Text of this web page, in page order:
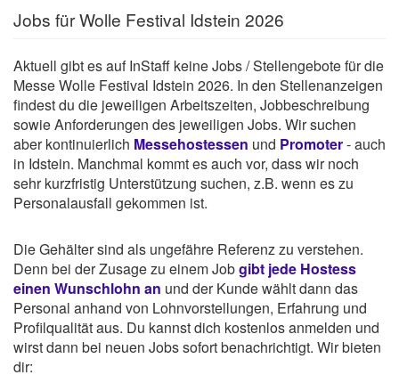
Jobs für Wolle Festival Idstein 2026
Aktuell gibt es auf InStaff keine Jobs / Stellengebote für die
Messe Wolle Festival Idstein 2026. In den Stellenanzeigen
findest du die jeweiligen Arbeitszeiten, Jobbeschreibung
sowie Anforderungen des jeweiligen Jobs. Wir suchen
aber kontinuierlich Messehostessen und Promoter- auch
in Idstein. Manchmal kommt es auch vor, dass wir noch
sehr kurzfristig Unterstützung suchen, z.B. wenn es zu
Personalausfall gekommen ist.
Die Gehälter sind als ungefähre Referenz zu verstehen.
Denn bei der Zusage zu einem Jobgibt jede Hostess
einen Wunschlohn an und der Kunde wählt dann das
Personal anhand von Lohnvorstellungen, Erfahrung und
Profilqualität aus. Du kannst dich kostenlos anmelden und
wirst dann bei neuen Jobs sofort benachrichtigt. Wir bieten
dir: